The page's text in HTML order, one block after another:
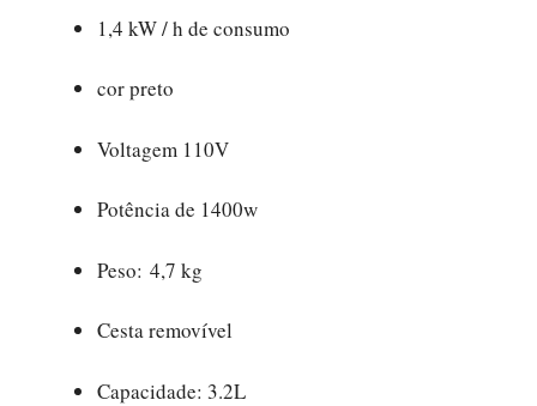
1,4 kW / h de consumo
cor preto
Voltagem 110V
Potência de 1400w
Peso: 4,7 kg
Cesta removível
Capacidade: 3.2L